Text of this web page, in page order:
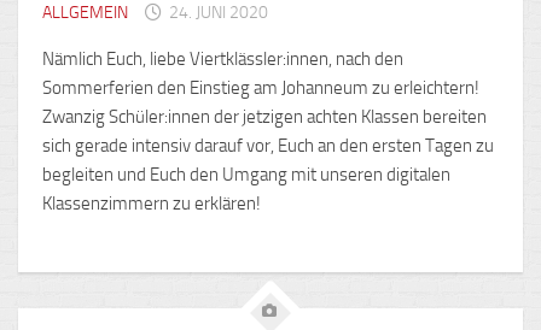
ALLGEMEIN 24. JUNI 2020
Nämlich Euch, liebe Viertklässler:innen, nach den
Sommerferien den Einstieg am Johanneum zu erleichtern!
Zwanzig Schüler:innen der jetzigen achten Klassen bereiten
sich gerade intensiv darauf vor, Euch an den ersten Tagen zu
begleiten und Euch den Umgang mit unseren digitalen
Klassenzimmern zu erklären!